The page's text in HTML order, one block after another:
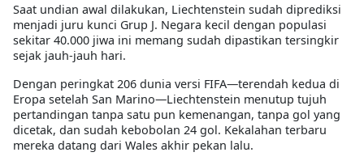
Saat undian awal dilakukan, Liechtenstein sudah diprediksi
menjadi juru kunci Grup J. Negara kecil dengan populasi
sekitar 40.000 jiwa ini memang sudah dipastikan tersingkir
sejak jauh-jauh hari.
Dengan peringkat 206 dunia versi FIFA—terendah kedua di
Eropa setelah San Marino—Liechtenstein menutup tujuh
pertandingan tanpa satu pun kemenangan, tanpa gol yang
dicetak, dan sudah kebobolan 24 gol. Kekalahan terbaru
mereka datang dari Wales akhir pekan lalu.